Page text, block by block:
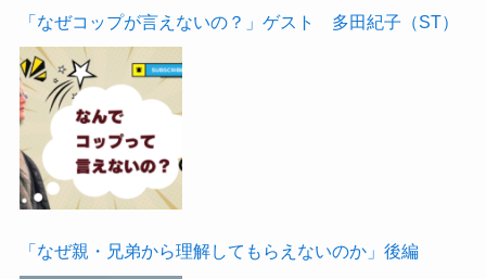
「なぜコップが言えないの？」ゲスト 多田紀子（ST）
「なぜ親・兄弟から理解してもらえないのか」後編